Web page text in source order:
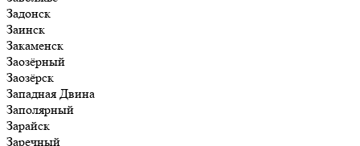
Задонск
Заинск
Закаменск
Заозёрный
Заозёрск
Западная Двина
Заполярный
Зарайск
Заречный